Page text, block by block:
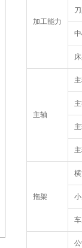
加工能力
主轴
拖架